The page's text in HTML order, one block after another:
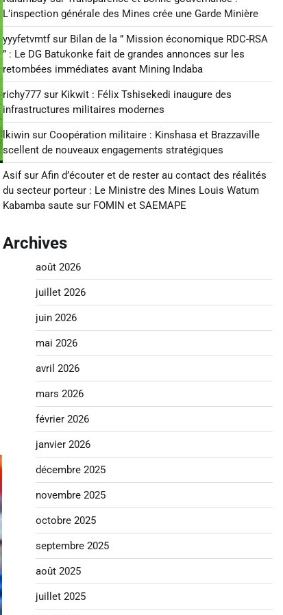
L’inspection générale des Mines crée une Garde Minière
yyyfetvmtfsur Bilan de la ” Mission économique RDC-RSA
” : Le DG Batukonke fait de grandes annonces sur les
retombées immédiates avant Mining Indaba
richy777sur Kikwit : Félix Tshisekedi inaugure des
infrastructures militaires modernes
lkiwinsur Coopération militaire : Kinshasa et Brazzaville
scellent de nouveaux engagements stratégiques
Asifsur Afin d’écouter et de rester au contact des réalités
du secteur porteur : Le Ministre des Mines Louis Watum
Kabamba saute sur FOMIN et SAEMAPE
Archives
août 2026
juillet 2026
juin 2026
mai 2026
avril 2026
mars 2026
février 2026
janvier 2026
décembre 2025
novembre 2025
octobre 2025
septembre 2025
août 2025
juillet 2025